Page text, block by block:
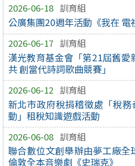
2026-06-18 訓育組
公廣集團20週年活動《我在 電
2026-06-17 訓育組
漢光教育基金會「第21屆舊愛
共 創當代詩詞歌曲競賽」
2026-06-12 訓育組
新北市政府稅捐稽徵處「稅
動」租稅知識遊戲活動
2026-06-08 訓育組
聯合數位文創舉辦由夢工廠全
倫敦全本音樂劇《史瑞克》